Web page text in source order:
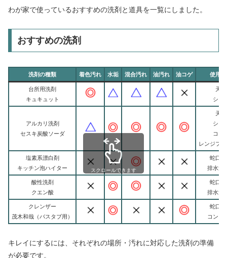
わが家で使っているおすすめの洗剤と道具を一覧にしました。
おすすめの洗剤
洗剤の種類 着色汚れ 水垢 混合汚れ 油汚れ 油コゲ 使用
台所用洗剤
キュキュット
天板
シン
アルカリ洗剤
セスキ炭酸ソーダ
天板
シン
コン
レンジフ
塩素系漂白剤
キッチン泡ハイター
蛇口
排水溝
酸性洗剤
クエン酸
蛇口
排水溝
クレンザー
茂木和哉（バスタブ用）
蛇口
コンロ
スクロールできます
キレイにするには、それぞれの場所・汚れに対応した洗剤の準備
が必要です。